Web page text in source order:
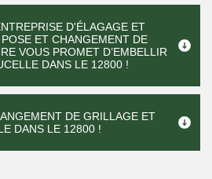
D'ÉLAGAGE ET
ET CHANGEMENT DE
VOUS PROMET D’EMBELLIR
DANS LE 12800 !
DE GRILLAGE ET
DANS LE 12800 !